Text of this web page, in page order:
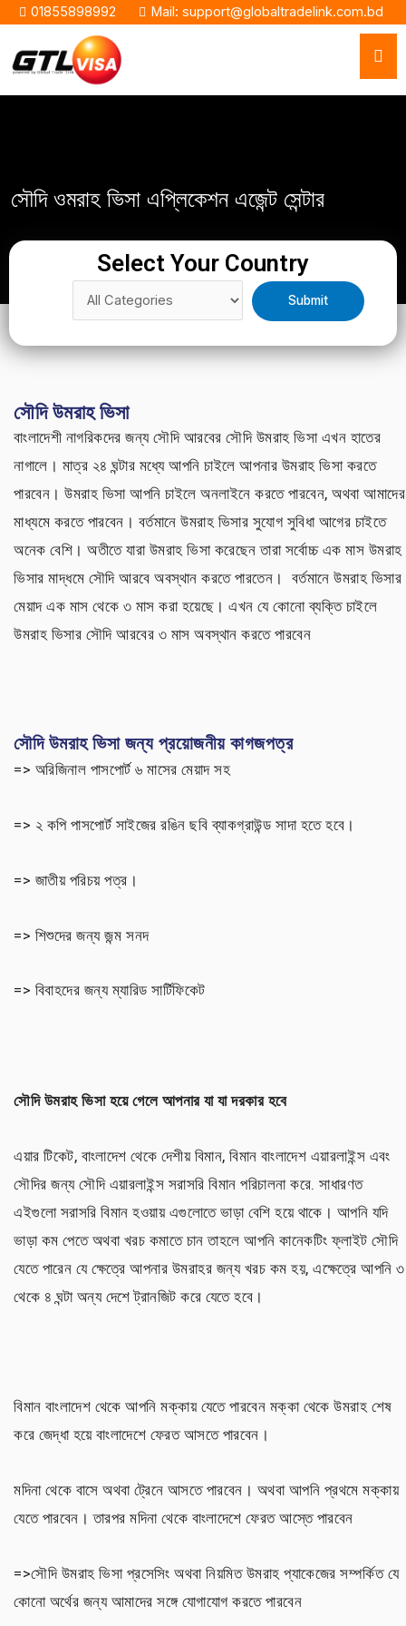
01855898992 Mail: support@globaltradelink.com.bd
সৌদি ওমরাহ ভিসা এপ্লিকেশন এজেন্ট সেন্টার
Select Your Country
সৌদি উমরাহ ভিসা
বাংলাদেশী নাগরিকদের জন্য সৌদি আরবের সৌদি উমরাহ ভিসা এখন হাতের
নাগালে। মাত্র ২৪ ঘন্টার মধ্যে আপনি চাইলে আপনার উমরাহ ভিসা করতে
পারবেন। উমরাহ ভিসা আপনি চাইলে অনলাইনে করতে পারবেন, অথবা আমাদের
মাধ্যমে করতে পারবেন। বর্তমানে উমরাহ ভিসার সুযোগ সুবিধা আগের চাইতে
অনেক বেশি। অতীতে যারা উমরাহ ভিসা করেছেন তারা সর্বোচ্চ এক মাস উমরাহ
ভিসার মাদ্ধমে সৌদি আরবে অবস্থান করতে পারতেন। বর্তমানে উমরাহ ভিসার
মেয়াদ এক মাস থেকে ৩ মাস করা হয়েছে। এখন যে কোনো ব্যক্তি চাইলে
উমরাহ ভিসার সৌদি আরবের ৩ মাস অবস্থান করতে পারবেন
সৌদি উমরাহ ভিসা জন্য প্রয়োজনীয় কাগজপত্র
=> অরিজিনাল পাসপোর্ট ৬ মাসের মেয়াদ সহ
=> ২ কপি পাসপোর্ট সাইজের রঙিন ছবি ব্যাকগ্রাউন্ড সাদা হতে হবে।
=> জাতীয় পরিচয় পত্র।
=> শিশুদের জন্য জন্ম সনদ
=> বিবাহদের জন্য ম্যারিড সার্টিফিকেট
সৌদি উমরাহ ভিসা হয়ে গেলে আপনার যা যা দরকার হবে
এয়ার টিকেট, বাংলাদেশ থেকে দেশীয় বিমান, বিমান বাংলাদেশ এয়ারলাইন্স এবং
সৌদির জন্য সৌদি এয়ারলাইন্স সরাসরি বিমান পরিচালনা করে. সাধারণত
এইগুলো সরাসরি বিমান হওয়ায় এগুলোতে ভাড়া বেশি হয়ে থাকে। আপনি যদি
ভাড়া কম পেতে অথবা খরচ কমাতে চান তাহলে আপনি কানেকটিং ফ্লাইট সৌদি
যেতে পারেন যে ক্ষেত্রে আপনার উমরাহর জন্য খরচ কম হয়, এক্ষেত্রে আপনি ৩
থেকে ৪ ঘন্টা অন্য দেশে ট্রানজিট করে যেতে হবে।
বিমান বাংলাদেশ থেকে আপনি মক্কায় যেতে পারবেন মক্কা থেকে উমরাহ শেষ
করে জেদ্ধা হয়ে বাংলাদেশে ফেরত আসতে পারবেন।
মদিনা থেকে বাসে অথবা ট্রেনে আসতে পারবেন। অথবা আপনি প্রথমে মক্কায়
যেতে পারবেন। তারপর মদিনা থেকে বাংলাদেশে ফেরত আস্তে পারবেন
=>সৌদি উমরাহ ভিসা প্রসেসিং অথবা নিয়মিত উমরাহ প্যাকেজের সম্পর্কিত যে
কোনো অর্থের জন্য আমাদের সঙ্গে যোগাযোগ করতে পারবেন